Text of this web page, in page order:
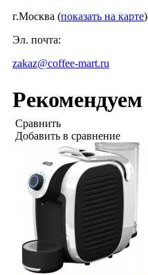
г.Москва (показать на карте)
Эл. почта:
zakaz@coffee-mart.ru
Рекомендуем
Сравнить
Добавить в сравнение